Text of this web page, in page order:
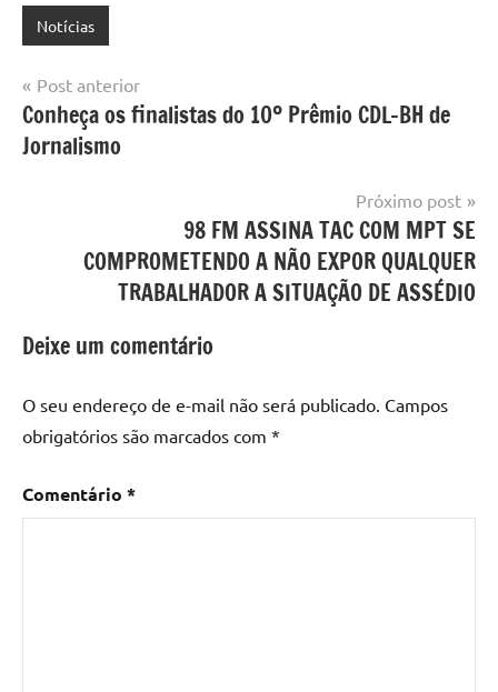
Notícias
Navegação
de
Post
Post anterior
Conheça os finalistas do 10º Prêmio CDL-BH de
Jornalismo
Próximo post
98 FM ASSINA TAC COM MPT SE
COMPROMETENDO A NÃO EXPOR QUALQUER
TRABALHADOR A SITUAÇÃO DE ASSÉDIO
Deixe um comentário
O seu endereço de e-mail não será publicado. Campos
obrigatórios são marcados com *
Comentário *